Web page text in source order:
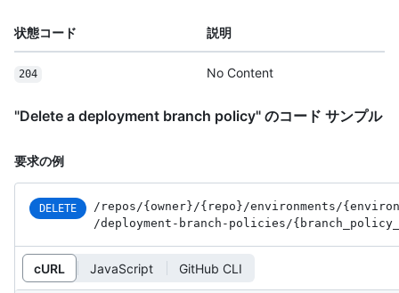
状態コード 説明
204 No Content
"Delete a deployment branch policy" のコード サンプル
要求の例
DELETE /repos/{owner}/{repo}/environments/
/deployment-branch-policies/{branch_ policy_
cURL JavaScript GitHub CLI